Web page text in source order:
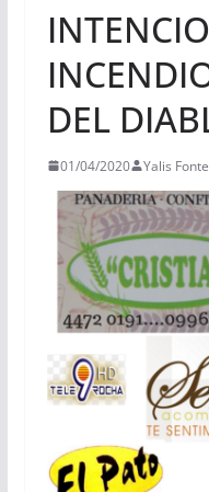
DEL
01/04/2020 Yalis